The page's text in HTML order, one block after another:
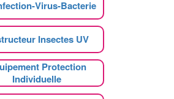
Virus-Bacterie
Insectes UV
Protection
Individuelle